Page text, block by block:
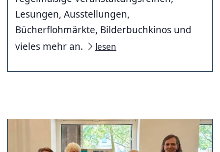
Lesungen, Ausstellungen,
Bücherflohmärkte, Bilderbuchkinos und
vieles mehr an.
lesen